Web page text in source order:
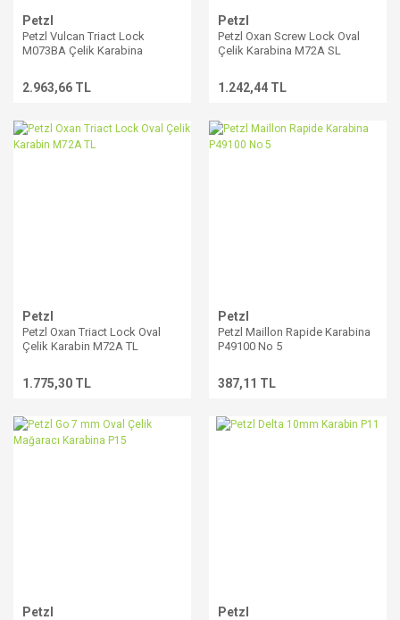
Petzl
Petzl Vulcan Triact Lock
M073BA Çelik Karabina
2.963,66 TL
Petzl
Petzl Oxan Screw Lock Oval
Çelik Karabina M72A SL
1.242,44 TL
Petzl
Petzl Oxan Triact Lock Oval
Çelik Karabin M72A TL
1.775,30 TL
Petzl
Petzl Maillon Rapide Karabina
P49100 No 5
387,11 TL
Petzl Petzl